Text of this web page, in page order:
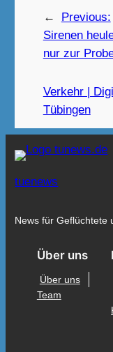
←
Previous:
Sirenen
nur zur
Verkehr |
Tübingen
tuenews
News für Geflüchtete
Über uns
Über uns
Team